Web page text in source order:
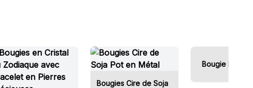
Bougies Cire de Soja
Bougie Béton